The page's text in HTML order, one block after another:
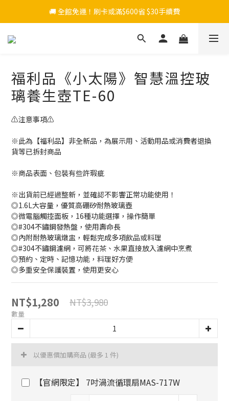
🚚 全館免運！刷卡或滿$600省 $30手續費
福利品《小太陽》智慧溫控玻
璃養生壺TE-60
⚠️注意事項⚠️
※此為【福利品】非全新品，為展示用、活動用品或消費者退換
貨等已拆封商品
※商品表面、包裝有些許瑕疵
※出貨前已經過整新，並確認不影響正常功能使用！
◎1.6L大容量，優質高硼矽耐熱玻璃壺
◎微電腦觸控面板，16種功能選擇，操作簡單
◎#304不鏽鋼發熱盤，使用壽命長
◎內附耐熱玻璃燉盅，輕鬆完成多項飲品或料理
◎#304不鏽鋼濾網，可將花茶、水果直接放入濾網中烹煮
◎預約、定時、記憶功能，料理好方便
◎多重安全保護裝置，使用更安心
NT$1,280 NT$3,980
數量
以優惠價加購商品 (最多 1 件)
【官網限定】 7吋渦流循環扇MAS-717W